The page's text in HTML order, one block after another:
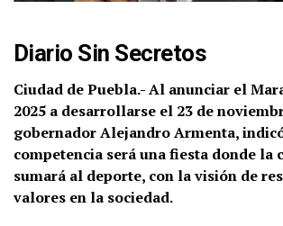
Diario Sin Secretos
Ciudad de Puebla.- Al anunciar el
2025 a desarrollarse el 23 de
gobernador Alejandro Armenta,
competencia será una fiesta donde la
sumará al deporte, con la visión de
valores en la sociedad.